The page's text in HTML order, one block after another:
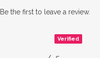
Be the first to leave a review.
Verified